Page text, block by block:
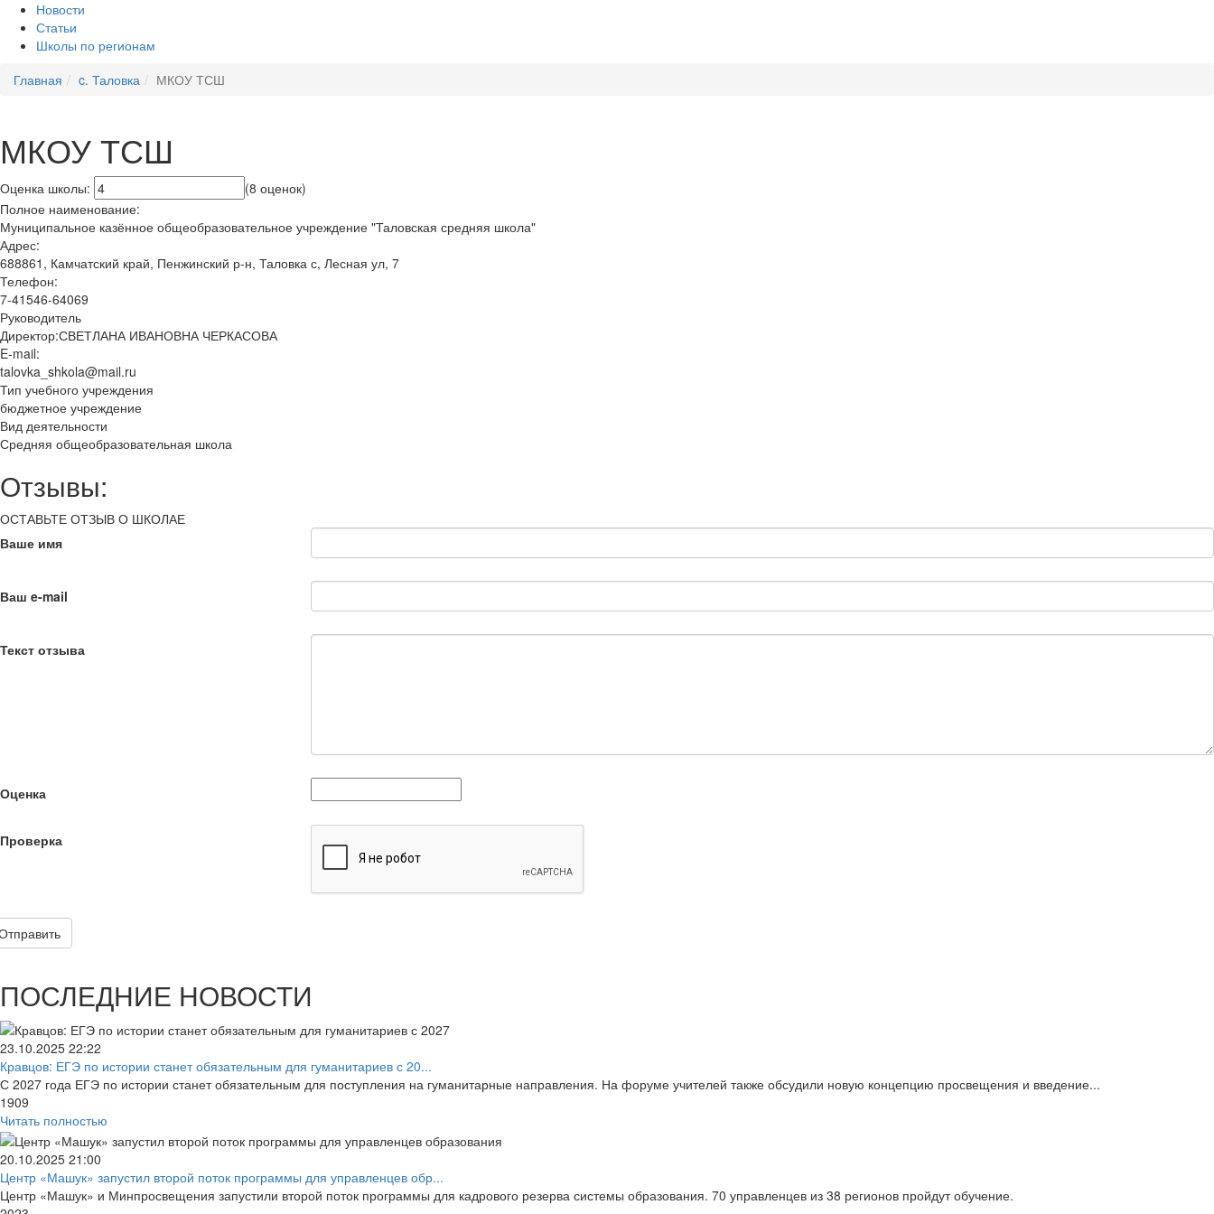
Новости
Статьи
Школы по регионам
Главная
c. Таловка МКОУ ТСШ
МКОУ ТСШ
Оценка школы:
(8 оценок)
Полное наименование:
Муниципальное казённое общеобразовательное учреждение "Таловская средняя школа"
Адрес:
688861, Камчатский край, Пенжинский р-н, Таловка с, Лесная ул, 7
Телефон:
7-41546-64069
Руководитель
Директор:СВЕТЛАНА ИВАНОВНА ЧЕРКАСОВА
E-mail:
talovka_shkola@mail.ru
Тип учебного учреждения
бюджетное учреждение
Вид деятельности
Средняя общеобразовательная школа
Отзывы:
ОСТАВЬТЕ ОТЗЫВ О ШКОЛАЕ
Ваше имя
Ваш e-mail
Текст отзыва
Оценка
Проверка
ПОСЛЕДНИЕ НОВОСТИ
23.10.2025 22:22
Кравцов: ЕГЭ по истории станет обязательным для гуманитариев с 20...
С 2027 года ЕГЭ по истории станет обязательным для поступления на гуманитарные направления. На форуме учителей также обсудили новую концепцию просвещения и введение...
1909
Читать полностью
20.10.2025 21:00
Центр «Машук» запустил второй поток программы для управленцев обр...
Центр «Машук» и Минпросвещения запустили второй поток программы для кадрового резерва системы образования. 70 управленцев из 38 регионов пройдут обучение.